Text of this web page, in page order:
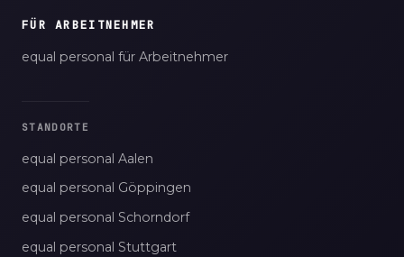
FÜR ARBEITNEHMER
equal personal für Arbeitnehmer
STANDORTE
equal personal Aalen
equal personal Göppingen
equal personal Schorndorf
equal personal Stuttgart